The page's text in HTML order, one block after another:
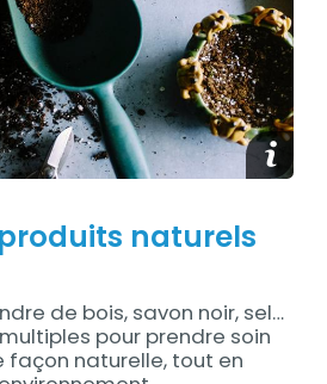
naturels
de bois, savon noir, sel…
pour prendre soin
façon naturelle, tout en